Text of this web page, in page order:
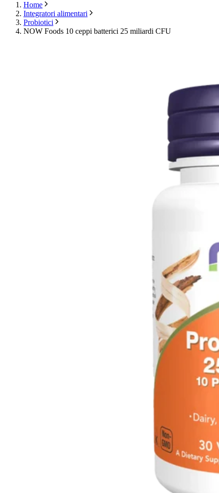
Home
Integratori alimentari
Probiotici
NOW Foods 10 ceppi batterici 25 miliardi CFU